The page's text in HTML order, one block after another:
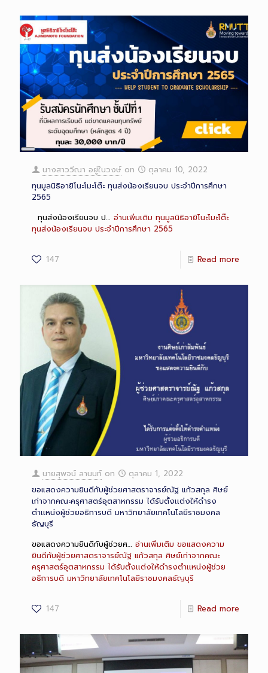
Long
Description
นางสาววีณา อยู่ในวงษ์ on
ตุลาคม 10, 2022
ทุนมูลนิธิอายิโนะโมะโต๊ะ ทุนส่งน้องเรียนจบ ประจำปีการศึกษา
2565
ทุนส่งน้องเรียนจบ ป… อ่านเพิ่มเติม ทุนมูลนิธิอายิโนะโมะโต๊ะ
ทุนส่งน้องเรียนจบ ประจำปีการศึกษา 2565
147 Read more
นายสุพจน์ ลานนท์ on
ตุลาคม 1, 2022
ขอแสดงความยินดีกับผู้ช่วยศาสตราจารย์ณัฐ แก้วสกุล ศิษย์
เก่าจากคณะครุศาสตร์อุตสาหกรรม ได้รับตั้งเเต่งให้ดำรง
ตำเเหน่งผู้ช่วยอธิการบดี มหาวิทยาลัยเทคโนโลยีราชมงคล
ธัญบุรี
ขอแสดงความยินดีกับผู้ช่วยศ… อ่านเพิ่มเติม ขอแสดงความ
ยินดีกับผู้ช่วยศาสตราจารย์ณัฐ แก้วสกุล ศิษย์เก่าจากคณะ
ครุศาสตร์อุตสาหกรรม ได้รับตั้งเเต่งให้ดำรงตำเเหน่งผู้ช่วย
อธิการบดี มหาวิทยาลัยเทคโนโลยีราชมงคลธัญบุรี
147 Read more